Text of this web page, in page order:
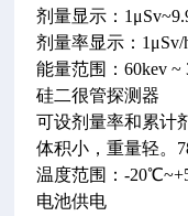
剂量显示：
剂量率显示：1μSv/
能量范围：60kev ~
硅二很管探测器
可设剂量率和累计
体积小，重量轻。
温度范围：-
电池供电